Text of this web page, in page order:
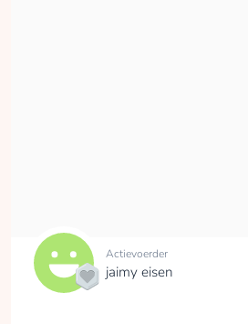
Actievoerder
jaimy eisen